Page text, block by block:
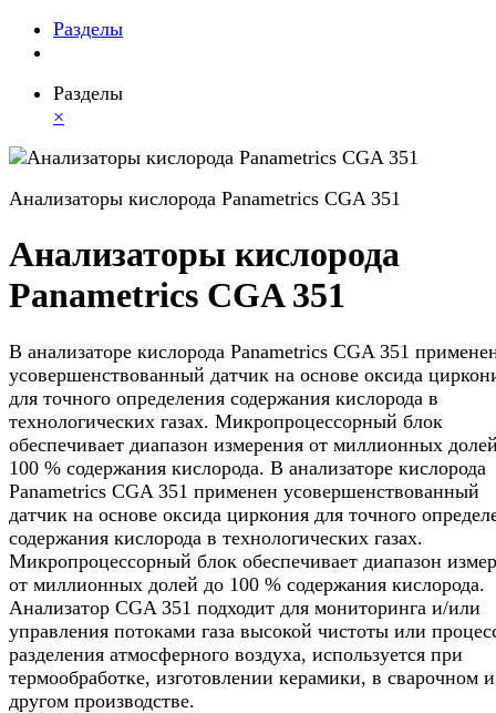
Разделы
Разделы
×
Анализаторы кислорода Panametrics CGA 351
Анализаторы кислорода
Panametrics CGA 351
В анализаторе кислорода Panametrics CGA 351
усовершенствованный датчик на основе оксида
для точного определения содержания кислорода в
технологических газах. Микропроцессорный блок
обеспечивает диапазон измерения от миллионных
100 % содержания кислорода. В анализаторе кислорода
Panametrics CGA 351 применен усовершенствованный
датчик на основе оксида циркония для точного
содержания кислорода в технологических газах.
Микропроцессорный блок обеспечивает диапазон
от миллионных долей до 100 % содержания кислорода.
Анализатор CGA 351 подходит для мониторинга и/или
управления потоками газа высокой чистоты или
разделения атмосферного воздуха, используется при
термообработке, изготовлении керамики, в сварочном и
другом производстве.